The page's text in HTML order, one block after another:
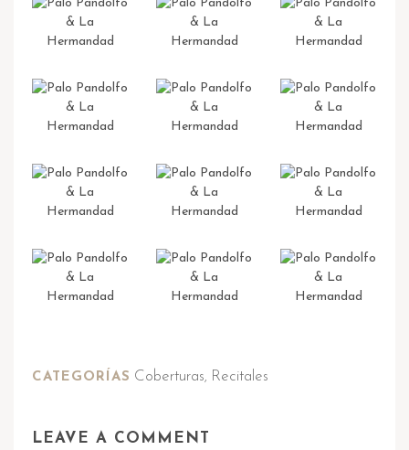
CATEGORÍAS Coberturas, Recitales
LEAVE A COMMENT